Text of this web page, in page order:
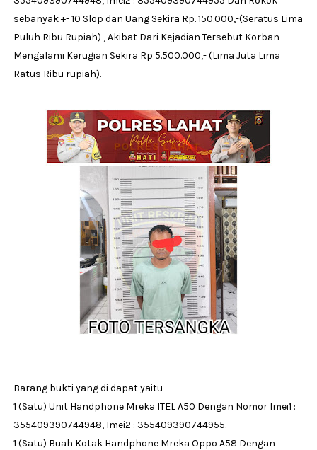
sebanyak +- 10 Slop dan Uang Sekira Rp. 150.000,-(Seratus Lima
Puluh Ribu Rupiah) , Akibat Dari Kejadian Tersebut Korban
Mengalami Kerugian Sekira Rp 5.500.000,- (Lima Juta Lima
Ratus Ribu rupiah).
Barang bukti yang di dapat yaitu
1 (Satu) Unit Handphone Mreka ITEL A50 Dengan Nomor Imei1 :
355409390744948, Imei2 : 355409390744955.
1 (Satu) Buah Kotak Handphone Mreka Oppo A58 Dengan